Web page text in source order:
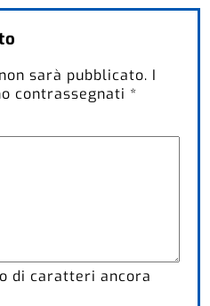
sarà pubblicato. I
contrassegnati *
di caratteri ancora